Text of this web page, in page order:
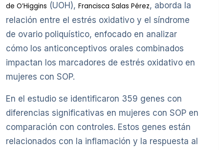
de O’Higgins (UOH), Francisca Salas Pérez, aborda la
relación entre el estrés oxidativo y el síndrome
de ovario poliquístico, enfocado en analizar
cómo los anticonceptivos orales combinados
impactan los marcadores de estrés oxidativo en
mujeres con SOP.
En el estudio se identificaron 359 genes con
diferencias significativas en mujeres con SOP en
comparación con controles. Estos genes están
relacionados con la inflamación y la respuesta al